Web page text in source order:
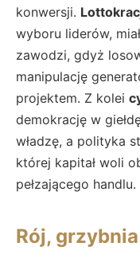
konwersji.
wyboru liderów,
zawodzi, gdyż
manipulację
projektem. Z kolei
demokrację w
władzę, a polityka
której kapitał woli
pełzającego handlu.
Rój,